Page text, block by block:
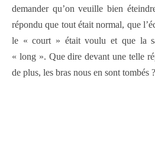
demander qu’on veuille bien
répondu que tout était normal, que
le « court » était voulu et que la
« long ». Que dire devant une telle
de plus, les bras nous en sont tombés ?